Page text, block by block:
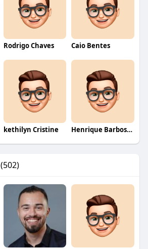
Rodrigo Chaves Caio Bentes
kethilyn Cristine Henrique Barbosa Yokobataki
(502)